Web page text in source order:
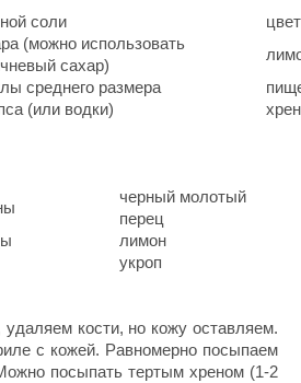
соли
(можно использовать
сахар)
среднего размера
(или водки)
черный молотый
перец
лимон
укроп
кости, но кожу оставляем.
с кожей. Равномерно посыпаем
посыпать тертым хреном (1-2